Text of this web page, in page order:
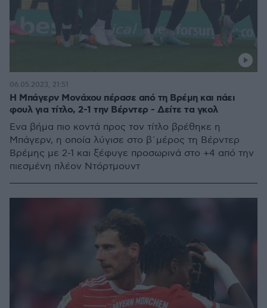
Η Μπάγερν Μονάχου πέρασε από τη Βρέμη και πάει
φουλ για τίτλο, 2-1 την Βέρντερ - Δείτε τα γκολ
Ένα βήμα πιο κοντά προς τον τίτλο βρέθηκε η
Μπάγερν, η οποία λύγισε στο β΄μέρος τη Βέρντερ
Βρέμης με 2-1 και ξέφυγε προσωρινά στο +4 από την
πιεσμένη πλέον Ντόρτμουντ
06.05.2023, 21:51